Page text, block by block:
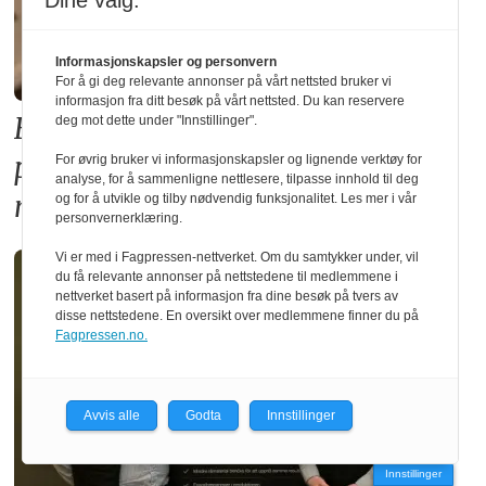
Forslaget til ny TEK17-forskrift
premierer betong på bekostning av
norsk skognæring
Innstillinger
Informasjonskapsler og personvern
For å gi deg relevante annonser på vårt nettsted bruker vi
informasjon fra ditt besøk på vårt nettsted. Du kan reservere
deg mot dette under "Innstillinger".
For øvrig bruker vi informasjonskapsler og lignende verktøy for
analyse, for å sammenligne nettlesere, tilpasse innhold til deg
og for å utvikle og tilby nødvendig funksjonalitet. Les mer i vår
personvernerklæring.
Vi er med i Fagpressen-nettverket. Om du samtykker under, vil
du få relevante annonser på nettstedene til medlemmene i
nettverket basert på informasjon fra dine besøk på tvers av
disse nettstedene. En oversikt over medlemmene finner du på
Fagpressen.no.
Avvis alle Godta Innstillinger